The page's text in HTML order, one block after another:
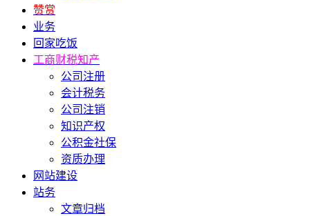
赞赏
业务
回家吃饭
工商财税知产
公司注册
会计税务
公司注销
知识产权
公积金社保
资质办理
网站建设
站务
文章归档